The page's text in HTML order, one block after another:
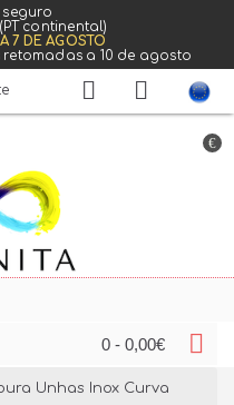
continental)
7 DE AGOSTO
retomadas a 10 de agosto
€
0 - 0,00€
Unhas Inox Curva